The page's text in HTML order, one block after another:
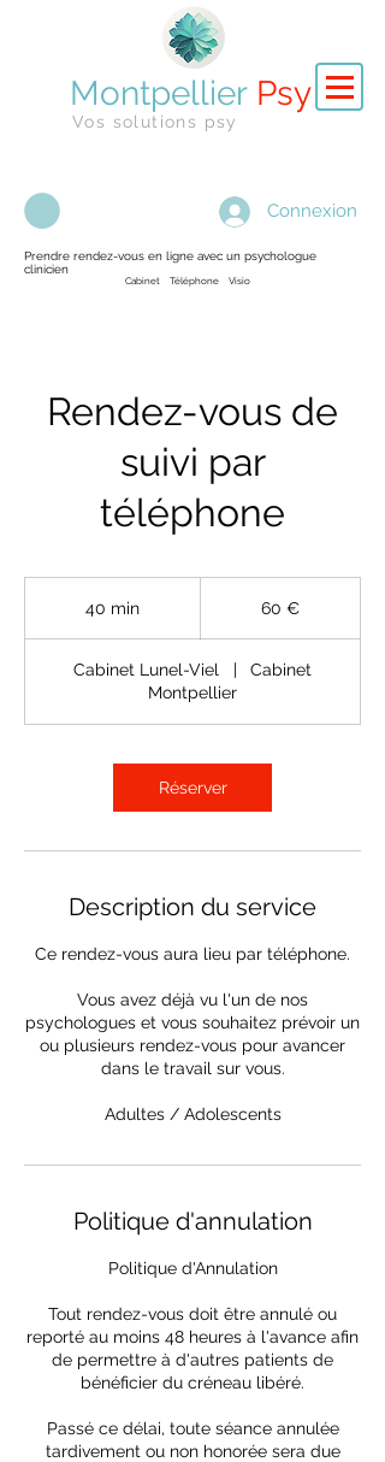
Montpellier Psy
Vos solutions psy
Connexion
Prendre rendez-vous en ligne avec un psychologue
clinicien
Cabinet Téléphone Visio
Rendez-vous de
suivi par
téléphone
40 min
i
n
60 €
Cabinet Lunel-Viel |
Cabinet
Montpellier
Réserver
Description du service
Ce rendez-vous aura lieu par téléphone.
Vous avez déjà vu l'un de nos
psychologues et vous souhaitez prévoir un
ou plusieurs rendez-vous pour avancer
dans le travail sur vous.
Adultes / Adolescents
Politique d'annulation
Politique d'Annulation
Tout rendez-vous doit être annulé ou
reporté au moins 48 heures à l'avance afin
de permettre à d'autres patients de
bénéficier du créneau libéré.
Passé ce délai, toute séance annulée
tardivement ou non honorée sera due